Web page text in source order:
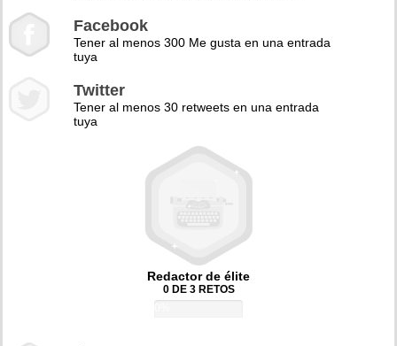
Facebook
Tener al menos 300 Me gusta en una entrada
tuya
Twitter
Tener al menos 30 retweets en una entrada
tuya
Redactor de élite
0 DE 3 RETOS